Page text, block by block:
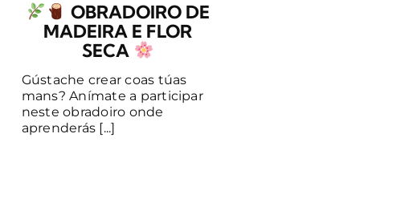
OBRADOIRO DE
MADEIRA E FLOR
SECA
Gústache crear coas túas
mans? Anímate a participar
neste obradoiro onde
aprenderás [...]